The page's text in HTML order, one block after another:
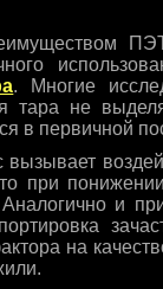
. Многие
тара не
в первичной
при
и
на